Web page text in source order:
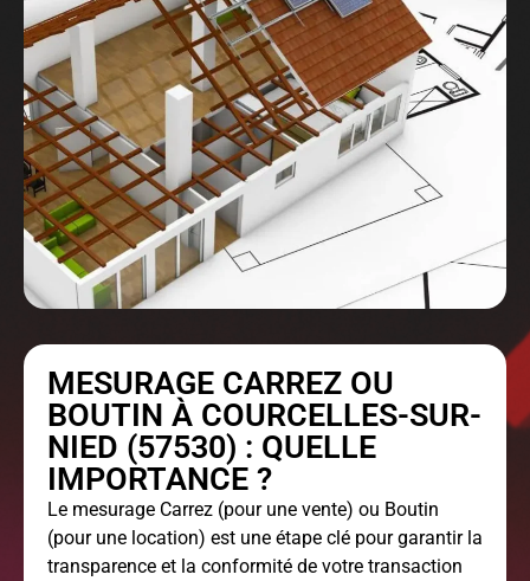
MESURAGE CARREZ OU
BOUTIN À COURCELLES-SUR-
NIED (57530) : QUELLE
IMPORTANCE ?
Le mesurage Carrez (pour une vente) ou Boutin
(pour une location) est une étape clé pour garantir la
transparence et la conformité de votre transaction